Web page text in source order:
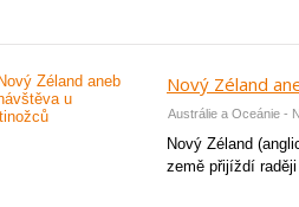
Nový Zéland
Austrálie a Oceánie -
Nový Zéland
země přijíždí